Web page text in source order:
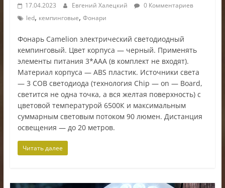
17.04.2023 Евгений Халецкий
0 Комментариев
led, кемпинговые, Фонари
Фонарь Camelion электрический светодиодный
кемпинговый. Цвет корпуса — черный. Применять
элементы питания 3*AAA (в комплект не входят).
Материал корпуса — ABS пластик. Источники света
— 3 COB светодиода (технология Chip — on — Board,
светится не одна точка, а вся желтая поверхность) с
цветовой температурой 6500К и максимальным
суммарным световым потоком 90 люмен. Дистанция
освещения — до 20 метров.
Читать далее